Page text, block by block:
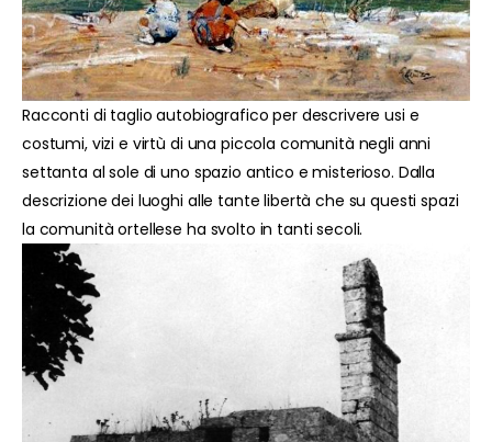
Racconti di taglio autobiografico per descrivere usi e
costumi, vizi e virtù di una piccola comunità negli anni
settanta al sole di uno spazio antico e misterioso. Dalla
descrizione dei luoghi alle tante libertà che su questi spazi
la comunità ortellese ha svolto in tanti secoli.